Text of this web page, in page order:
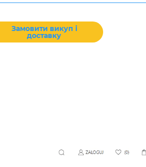
Замовити викуп і
доставку